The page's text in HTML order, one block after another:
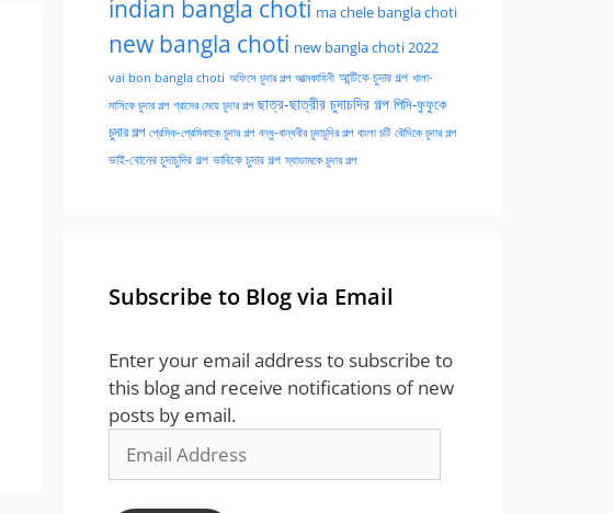
indian bangla choti ma chele bangla choti
new bangla choti new bangla choti 2022
vai bon bangla choti অফিসে চুদার গল্প আত্মকাহিনী আন্টিকে চুদার গল্প খালা-
মাসিকে চুদার গল্প গ্রামের মেয়ে চুদার গল্প ছাত্র-ছাত্রীর চুদাচদির গল্প পিসি-ফুফুকে
চুদার গল্প প্রেমিক-প্রেমিকাকে চুদার গল্প বন্ধু-বান্ধবীর চুদাচুদির গল্প বাংলা চটি বৌদিকে চুদার গল্প
ভাই-বোনের চুদাচুদির গল্প ভাবিকে চুদার গল্প ম্যাডামকে চুদার গল্প
Subscribe to Blog via Email
Enter your email address to subscribe to
this blog and receive notifications of new
posts by email.
Address